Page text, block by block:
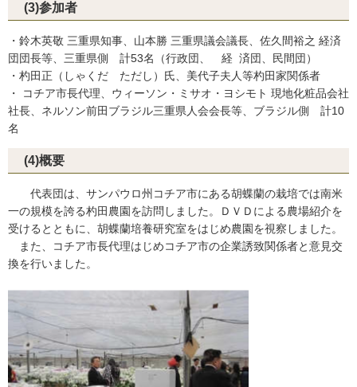
(3)参加者
・鈴木英敬 三重県知事、山本勝 三重県議会議長、佐久間裕之 経済
団団長等、三重県側 計53名（行政団、 経 済団、民間団）
・杓田正（しゃくだ ただし）氏、美代子夫人等杓田家関係者
・ コチア市長代理、ウィーソン・ミサオ・ヨシモト 現地化粧品会社
社長、ネルソン前田ブラジル三重県人会会長等、ブラジル側 計10
名
(4)概要
代表団は、サンパウロ州コチア市にある胡蝶蘭の栽培では南米
一の規模を誇る杓田農園を訪問しました。ＤＶＤによる農場紹介を
受けるとともに、胡蝶蘭培養研究室をはじめ農園を視察しました。
また、コチア市長代理はじめコチア市の企業誘致関係者と意見交
換を行いました。